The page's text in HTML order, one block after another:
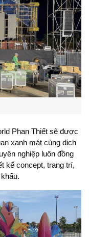
Phan Thiết sẽ được
xanh mát cùng dịch
nghiệp luôn đồng
kế concept, trang trí,